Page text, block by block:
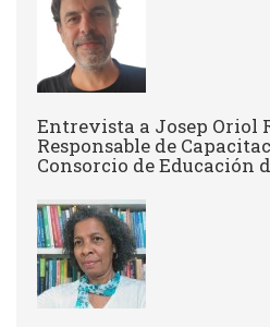
Entrevista a Josep Oriol
Responsable de
Consorcio de Educación